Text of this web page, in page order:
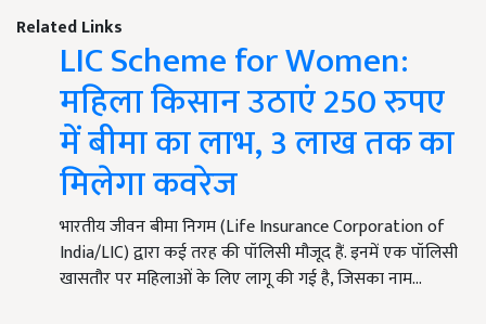
Related Links
LIC Scheme for Women:
महिला किसान उठाएं 250 रुपए
में बीमा का लाभ, 3 लाख तक का
मिलेगा कवरेज
भारतीय जीवन बीमा निगम (Life Insurance Corporation of
India/LIC) द्वारा कई तरह की पॉलिसी मौजूद हैं. इनमें एक पॉलिसी
खासतौर पर महिलाओं के लिए लागू की गई है, जिसका नाम…